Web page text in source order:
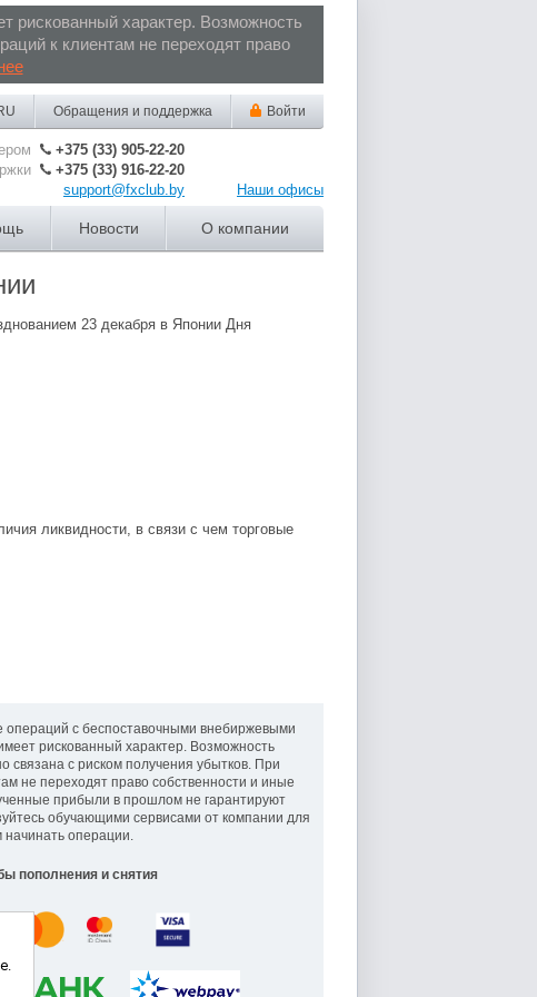
рискованный характер. Возможность
к клиентам не переходят право
Обращения и поддержка Войти
Наши офисы
+375 (33) 905-22-20
+375 (33) 916-22-20
support@fxclub.by
Новости О компании
23 декабря в Японии Дня
ликвидности, в связи с чем торговые
операций с беспоставочными внебиржевыми
рискованный характер. Возможность
связана с риском получения убытков. При
не переходят право собственности и иные
прибыли в прошлом не гарантируют
обучающими сервисами от компании для
операции.
пополнения и снятия